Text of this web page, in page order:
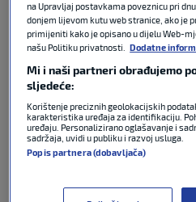
“Pa dobro, definitivno se
kako je tko u kojoj formi, ali
ekipa koja će igrati
onda stavi na poziciju koja
isprobati, svima dati šansu,
ali sigurno nije ono 100%.“
Protiv Belgije bilo je
pobjeda znači za
na Upravljaj postavkama poveznicu pri
donjem lijevom kutu web stranice, ako je
primijeniti kako je opisano u dijelu Web-
našu Politiku privatnosti.
Dodatne
Mi i naši partneri obrađujemo
sljedeće:
Korištenje preciznih geolokacijskih
karakteristika uređaja za identifikaciju.
uređaju. Personalizirano oglašavanje i
sadržaja, uvidi u publiku i razvoj usluga.
Popis partnera (dobavljača)